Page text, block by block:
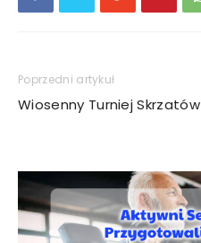
Poprzedni artykuł
Wiosenny Turniej Skrzatów